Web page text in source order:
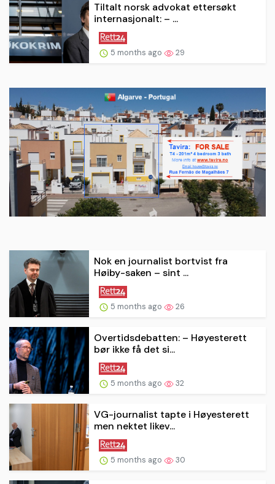
Tiltalt norsk advokat ettersøkt
internasjonalt: – ...
5 months ago 29
Nok en journalist bortvist fra
Høiby-saken – sint ...
5 months ago 26
Overtidsdebatten: – Høyesterett
bør ikke få det si...
5 months ago 32
VG-journalist tapte i Høyesterett
men nektet likev...
5 months ago 30